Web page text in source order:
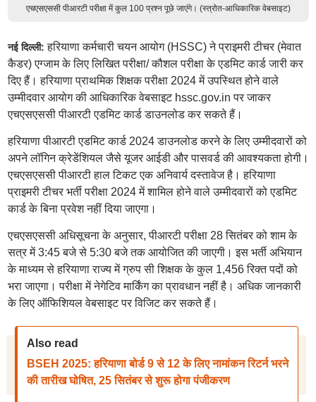
एचएसएससी पीआरटी परीक्षा में कुल 100 प्रश्न पूछे जाएंगे। (स्त्रोत-आधिकारिक वेबसाइट)
नई दिल्ली:हरियाणा कर्मचारी चयन आयोग (HSSC) ने प्राइमरी टीचर (मेवात
कैडर) एग्जाम के लिए लिखित परीक्षा/ कौशल परीक्षा के एडमिट कार्ड जारी कर
दिए हैं। हरियाणा प्राथमिक शिक्षक परीक्षा 2024 में उपस्थित होने वाले
उम्मीदवार आयोग की आधिकारिक वेबसाइट hssc.gov.in पर जाकर
एचएसएससी पीआरटी एडमिट कार्ड डाउनलोड कर सकते हैं।
हरियाणा पीआरटी एडमिट कार्ड 2024 डाउनलोड करने के लिए उम्मीदवारों को
अपने लॉगिन क्रेडेंशियल जैसे यूजर आईडी और पासवर्ड की आवश्यकता होगी।
एचएसएससी पीआरटी हाल टिकट एक अनिवार्य दस्तावेज है। हरियाणा
प्राइमरी टीचर भर्ती परीक्षा 2024 में शामिल होने वाले उम्मीदवारों को एडमिट
कार्ड के बिना प्रवेश नहीं दिया जाएगा।
एचएसएससी अधिसूचना के अनुसार, पीआरटी परीक्षा 28 सितंबर को शाम के
सत्र में 3:45 बजे से 5:30 बजे तक आयोजित की जाएगी। इस भर्ती अभियान
के माध्यम से हरियाणा राज्य में ग्रुप सी शिक्षक के कुल 1,456 रिक्त पदों को
भरा जाएगा। परीक्षा में नेगेटिव मार्किंग का प्रावधान नहीं है। अधिक जानकारी
के लिए ऑफिशियल वेबसाइट पर विजिट कर सकते हैं।
Also read
BSEH 2025: हरियाणा बोर्ड 9 से 12 के लिए नामांकन रिटर्न भरने
की तारीख घोषित, 25 सितंबर से शुरू होगा पंजीकरण